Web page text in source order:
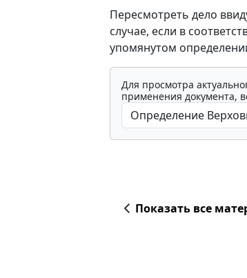
Пересмотреть дело
случае, если в
упомянутом
Для просмотра
применения документа,
Показать все